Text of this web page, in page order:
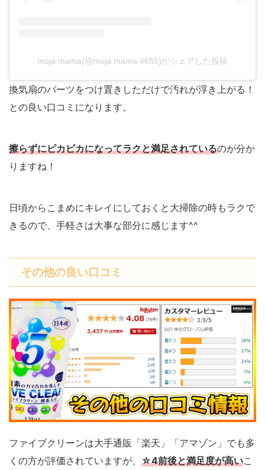
moja.mama(@moja.mama.4655)がシェアした投稿
換気扇のパーツをつけ置きしただけで汚れが浮き上がる！
との良い口コミになります。
擦らずにピカピカになってラクと満足されているのが分か
りますね！
日頃からこまめにキレイにしておくと大掃除の時もラクで
きるので、手軽さは大事な部分に感じます^^
その他の良い口コミ
ファイブクリーンは大手通販「楽天」「アマゾン」でも多
くの方が評価されていますが、 ☆4前後と満足度が高いこ